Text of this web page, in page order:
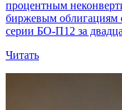
процентным
биржевым облигациям
серии БО-П12 за
Читать